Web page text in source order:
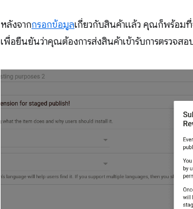
หลังจากกรอกข้อมูลเกี่ยวกับสินค้าแล้ว คุณก็พร้อม
เพื่อยืนยันว่าคุณต้องการส่งสินค้าเข้ารับการตรวจสอ